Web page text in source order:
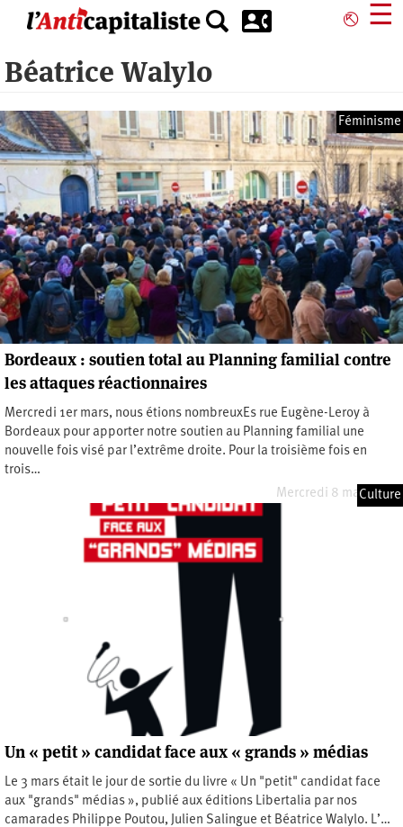
principal
⎋ ☰
Béatrice Walylo
Féminisme
Bordeaux : soutien total au Planning familial contre
les attaques réactionnaires
Mercredi 1er mars, nous étions nombreuxEs rue Eugène-Leroy à
Bordeaux pour apporter notre soutien au Planning familial une
nouvelle fois visé par l’extrême droite. Pour la troisième fois en
trois…
Mercredi 8 mars 2023
Culture
Un « petit » candidat face aux « grands » médias
Le 3 mars était le jour de sortie du livre « Un "petit" candidat face
aux "grands" médias », publié aux éditions Libertalia par nos
camarades Philippe Poutou, Julien Salingue et Béatrice Walylo. L’…